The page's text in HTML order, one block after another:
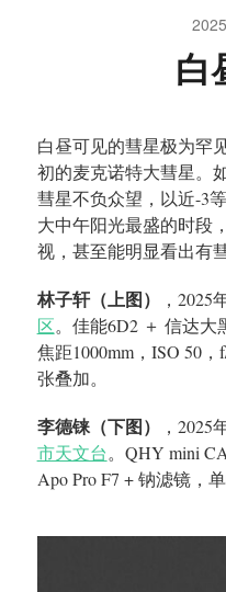
白
白昼可见的彗星极为罕
初的麦克诺特大彗星。
彗星不负众望，以近-3
大中午阳光最盛的时段
视，甚至能明显看出有
林子轩（上图） ，2025
区。佳能6D2 ＋ 信达大
焦距1000mm，ISO 50
张叠加。
李德铼（下图） ，2025
市天文台。QHY mini
Apo Pro F7 + 钠滤镜，